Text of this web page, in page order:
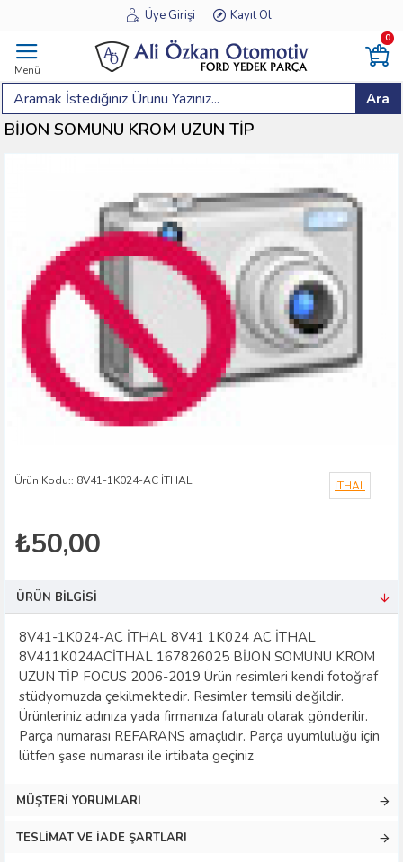
Üye Girişi Kayıt Ol
Menü
0
Ara
BİJON SOMUNU KROM UZUN TİP
Ürün Kodu:: 8V41-1K024-AC İTHAL İTHAL
₺50,00
ÜRÜN BILGISI
8V41-1K024-AC İTHAL 8V41 1K024 AC İTHAL
8V411K024ACİTHAL 167826025 BİJON SOMUNU KROM
UZUN TİP FOCUS 2006-2019 Ürün resimleri kendi fotoğraf
stüdyomuzda çekilmektedir. Resimler temsili değildir.
Ürünleriniz adınıza yada firmanıza faturalı olarak gönderilir.
Parça numarası REFARANS amaçlıdır. Parça uyumluluğu için
lütfen şase numarası ile irtibata geçiniz
MÜŞTERI YORUMLARI
TESLIMAT VE İADE ŞARTLARI